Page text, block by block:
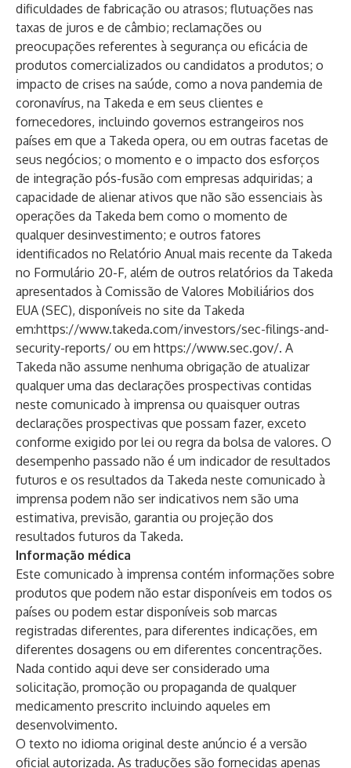
dificuldades de fabricação ou atrasos; flutuações nas
taxas de juros e de câmbio; reclamações ou
preocupações referentes à segurança ou eficácia de
produtos comercializados ou candidatos a produtos; o
impacto de crises na saúde, como a nova pandemia de
coronavírus, na Takeda e em seus clientes e
fornecedores, incluindo governos estrangeiros nos
países em que a Takeda opera, ou em outras facetas de
seus negócios; o momento e o impacto dos esforços
de integração pós-fusão com empresas adquiridas; a
capacidade de alienar ativos que não são essenciais às
operações da Takeda bem como o momento de
qualquer desinvestimento; e outros fatores
identificados no Relatório Anual mais recente da Takeda
no Formulário 20-F, além de outros relatórios da Takeda
apresentados à Comissão de Valores Mobiliários dos
EUA (SEC), disponíveis no site da Takeda
em:https://www.takeda.com/investors/sec-filings-and-
security-reports/ ou em https://www.sec.gov/. A
Takeda não assume nenhuma obrigação de atualizar
qualquer uma das declarações prospectivas contidas
neste comunicado à imprensa ou quaisquer outras
declarações prospectivas que possam fazer, exceto
conforme exigido por lei ou regra da bolsa de valores. O
desempenho passado não é um indicador de resultados
futuros e os resultados da Takeda neste comunicado à
imprensa podem não ser indicativos nem são uma
estimativa, previsão, garantia ou projeção dos
resultados futuros da Takeda.
Informação médica
Este comunicado à imprensa contém informações sobre
produtos que podem não estar disponíveis em todos os
países ou podem estar disponíveis sob marcas
registradas diferentes, para diferentes indicações, em
diferentes dosagens ou em diferentes concentrações.
Nada contido aqui deve ser considerado uma
solicitação, promoção ou propaganda de qualquer
medicamento prescrito incluindo aqueles em
desenvolvimento.
O texto no idioma original deste anúncio é a versão
oficial autorizada. As traduções são fornecidas apenas